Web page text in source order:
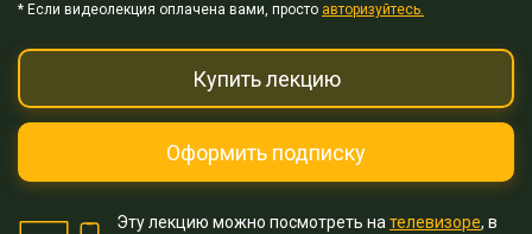
* Eсли видеолекция оплачена вами, просто авторизуйтесь.
Купить лекцию
Оформить подписку
Эту лекцию можно посмотреть на телевизоре, в